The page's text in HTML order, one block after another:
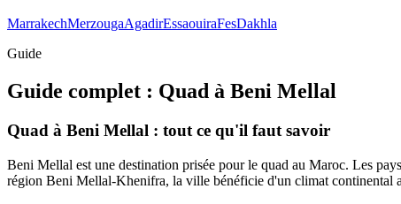
MarrakechMerzougaAgadirEssaouiraFesDakhla
Guide
Guide complet : Quad à Beni Mellal
Quad à Beni Mellal : tout ce qu'il faut savoir
Beni Mellal est une destination prisée pour le quad au Maroc. Les
région Beni Mellal-Khenifra, la ville bénéficie d'un climat continental